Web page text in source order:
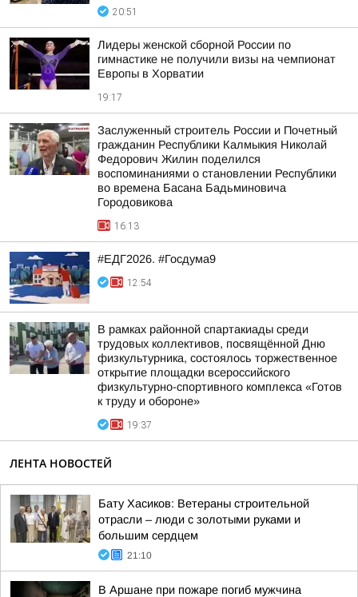
20:51
Лидеры женской сборной России по
гимнастике не получили визы на чемпионат
Европы в Хорватии
19:17
Заслуженный строитель России и Почетный
гражданин Республики Калмыкия Николай
Федорович Жилин поделился
воспоминаниями о становлении Республики
во времена Басана Бадьминовича
Городовикова
16:13
#ЕДГ2026. #Госдума9
12:54
В рамках районной спартакиады среди
трудовых коллективов, посвящённой Дню
физкультурника, состоялось торжественное
открытие площадки всероссийского
физкультурно-спортивного комплекса «Готов
к труду и обороне»
19:37
ЛЕНТА НОВОСТЕЙ
Бату Хасиков: Ветераны строительной
отрасли – люди с золотыми руками и
большим сердцем
21:10
В Аршане при пожаре погиб мужчина